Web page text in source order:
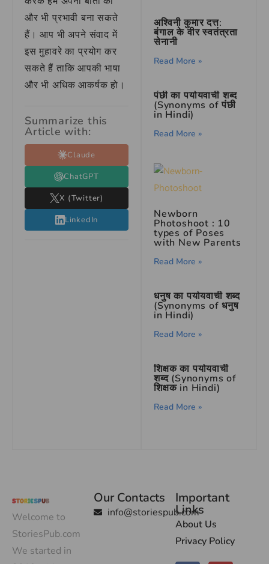
और भी प्रभावी बना सकते
हैं। आप भी अपने संवाद में
इस मुहावरे का प्रयोग कर
सकते हैं ताकि आपकी भाषा
और भी अधिक आकर्षक हो।
Summarize this
Article with:
Claude
ChatGPT
X (Twitter)
LinkedIn
अश्विनी कुमार दत्त:
बंगाल के वीर स्वतंत्रता
सेनानी
Read More »
पंछी का पर्यायवाची शब्द
(Synonyms of पंछी
in Hindi)
Read More »
Newborn
Photoshoot : 10
types of Poses
with New Parents
Read More »
धनुष का पर्यायवाची शब्द
(Synonyms of धनुष
in Hindi)
Read More »
शिक्षक का पर्यायवाची
शब्द (Synonyms of
शिक्षक in Hindi)
Read More »
Welcome to
StoriesPub.com
We started in
Our Contacts
info@storiespub.com
Important
Links
About Us
Privacy Policy